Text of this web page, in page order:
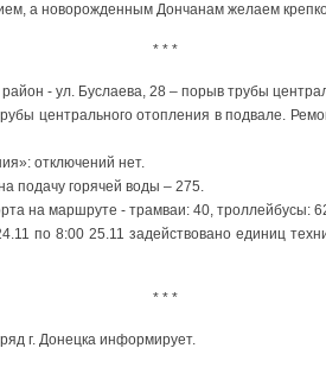
а новорожденным Дончанам желаем
* * *
- ул. Буслаева, 28 – порыв трубы
центрального отопления в подвале.
отключений нет.
подачу горячей воды – 275.
на маршруте - трамваи: 40, троллейбусы:
по 8:00 25.11 задействовано единиц
* * *
г. Донецка информирует.